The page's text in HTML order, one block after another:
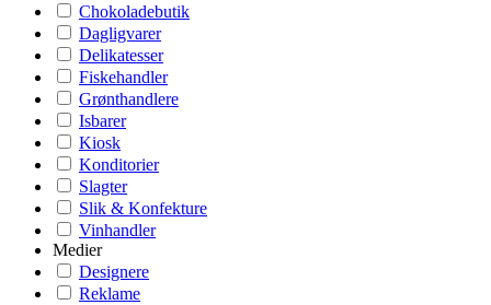
Chokoladebutik
Dagligvarer
Delikatesser
Fiskehandler
Grønthandlere
Isbarer
Kiosk
Konditorier
Slagter
Slik & Konfekture
Vinhandler
Medier
Designere
Reklame